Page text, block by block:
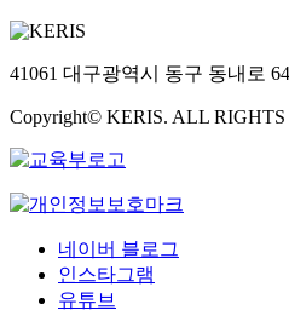
41061 대구광역시 동구 동내로
Copyright© KERIS. ALL RIGHTS
네이버 블로그
인스타그램
유튜브